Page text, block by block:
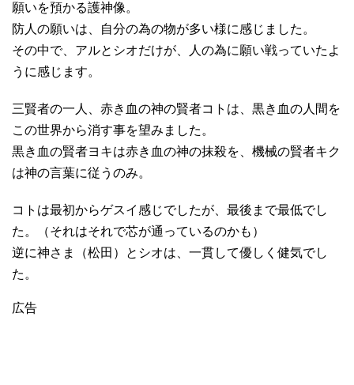
願いを預かる護神像。
防人の願いは、自分の為の物が多い様に感じました。
その中で、アルとシオだけが、人の為に願い戦っていたよ
うに感じます。
三賢者の一人、赤き血の神の賢者コトは、黒き血の人間を
この世界から消す事を望みました。
黒き血の賢者ヨキは赤き血の神の抹殺を、機械の賢者キク
は神の言葉に従うのみ。
コトは最初からゲスイ感じでしたが、最後まで最低でし
た。（それはそれで芯が通っているのかも）
逆に神さま（松田）とシオは、一貫して優しく健気でし
た。
広告